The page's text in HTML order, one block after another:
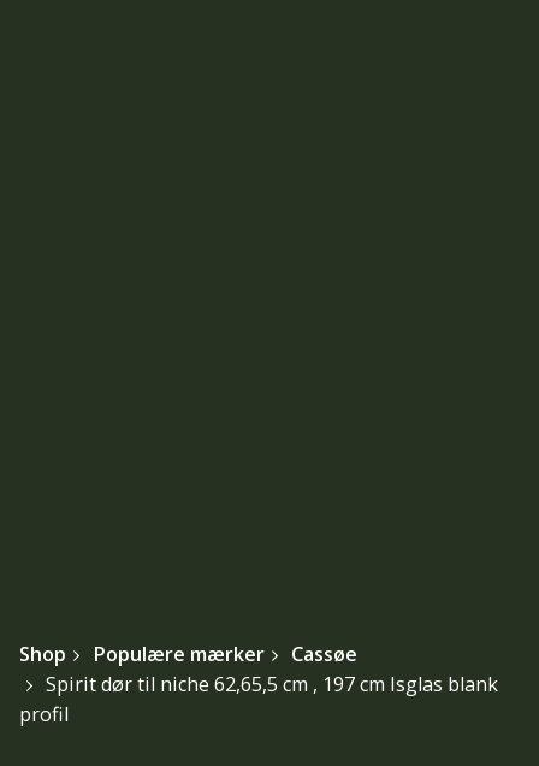
Shop Populære mærker
Cassøe
Spirit dør til niche 62,65,5 cm , 197 cm Isglas blank
profil